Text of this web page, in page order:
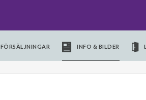
FÖRSÄLJNINGAR INFO & BILDER